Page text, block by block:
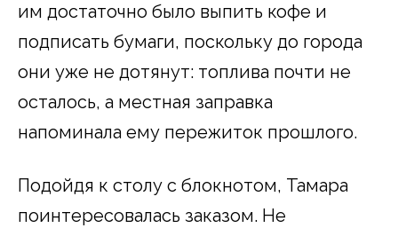
им достаточно было выпить кофе и
подписать бумаги, поскольку до города
они уже не дотянут: топлива почти не
осталось, а местная заправка
напоминала ему пережиток прошлого.
Подойдя к столу с блокнотом, Тамара
поинтересовалась заказом. Не